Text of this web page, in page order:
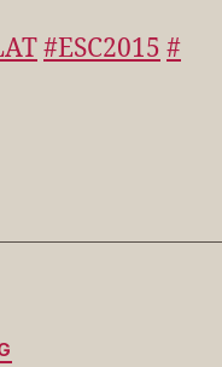
#ESC2015 #